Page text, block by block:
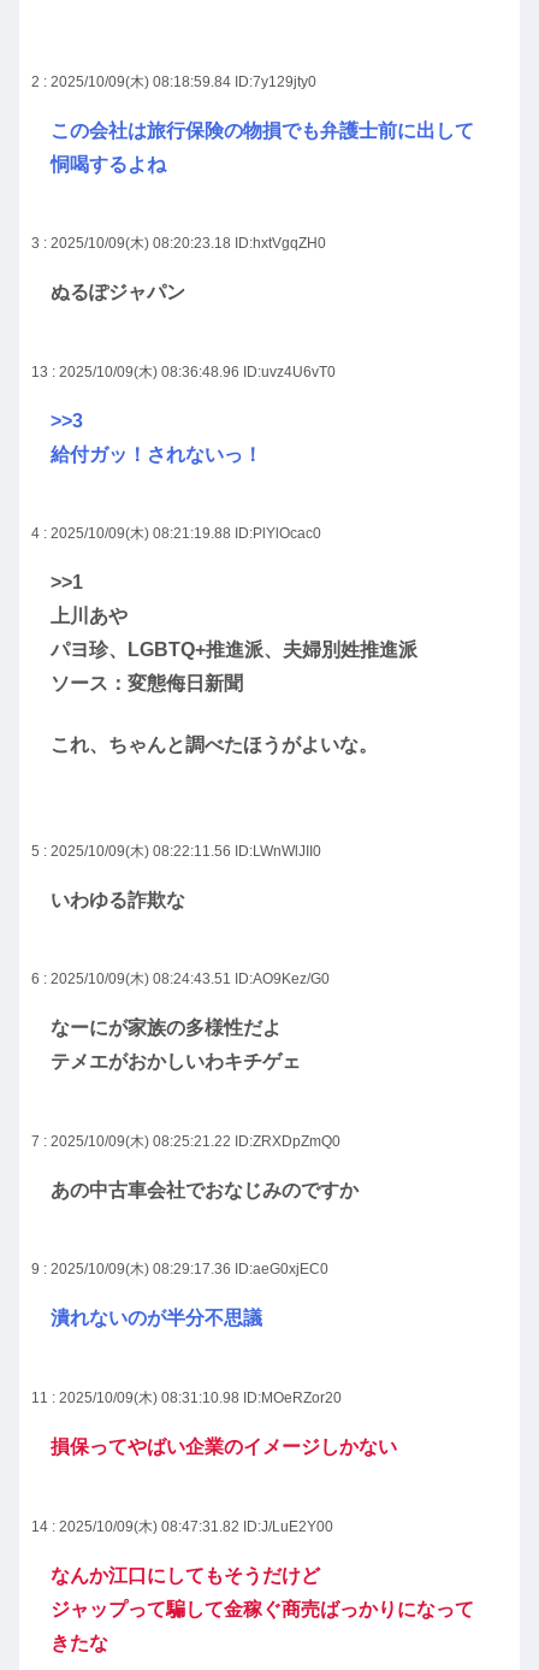
2 : 2025/10/09(木) 08:18:59.84 ID:7y129jty0
この会社は旅行保険の物損でも弁護士前に出して
恫喝するよね
3 : 2025/10/09(木) 08:20:23.18 ID:hxtVgqZH0
ぬるぽジャパン
13 : 2025/10/09(木) 08:36:48.96 ID:uvz4U6vT0
>>3
給付ガッ！されないっ！
4 : 2025/10/09(木) 08:21:19.88 ID:PlYlOcac0
>>1
上川あや
パヨ珍、LGBTQ+推進派、夫婦別姓推進派
ソース：変態侮日新聞
これ、ちゃんと調べたほうがよいな。
5 : 2025/10/09(木) 08:22:11.56 ID:LWnWlJII0
いわゆる詐欺な
6 : 2025/10/09(木) 08:24:43.51 ID:AO9Kez/G0
なーにが家族の多様性だよ
テメエがおかしいわキチゲェ
7 : 2025/10/09(木) 08:25:21.22 ID:ZRXDpZmQ0
あの中古車会社でおなじみのですか
9 : 2025/10/09(木) 08:29:17.36 ID:aeG0xjEC0
潰れないのが半分不思議
11 : 2025/10/09(木) 08:31:10.98 ID:MOeRZor20
損保ってやばい企業のイメージしかない
14 : 2025/10/09(木) 08:47:31.82 ID:J/LuE2Y00
なんか江口にしてもそうだけど
ジャップって騙して金稼ぐ商売ばっかりになって
きたな